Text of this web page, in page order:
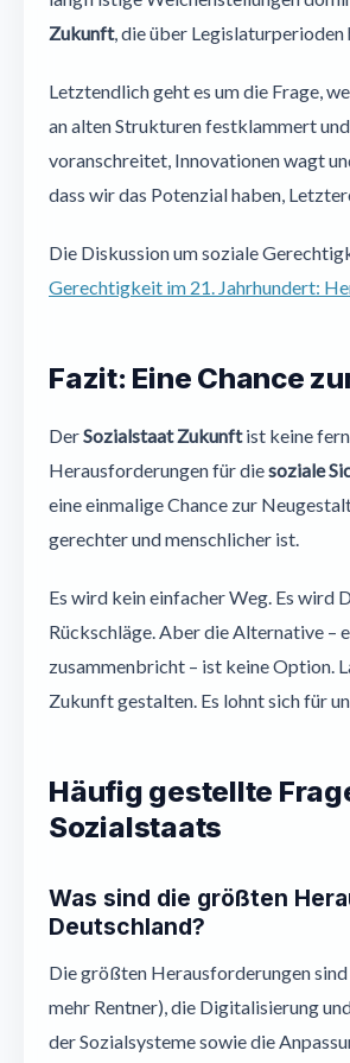
Zukunft, die über Legislaturperioden
Letztendlich geht es um die Frage,
an alten Strukturen festklammert
voranschreitet, Innovationen wagt
dass wir das Potenzial haben,
Die Diskussion um soziale
Gerechtigkeit im 21. Jahrhundert:
Fazit: Eine Chance
DerSozialstaat Zukunftist keine
Herausforderungen für diesoziale
eine einmalige Chance zur
gerechter und menschlicher ist.
Es wird kein einfacher Weg. Es wird
Rückschläge. Aber die Alternative –
zusammenbricht – ist keine Option.
Zukunft gestalten. Es lohnt sich für
Häufig gestellte
Sozialstaats
Was sind die größten
Deutschland?
Die größten Herausforderungen
mehr Rentner), die Digitalisierung
der Sozialsysteme sowie die